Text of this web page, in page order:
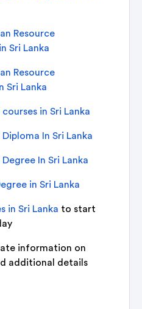
Resource
Sri Lanka
Resource
Sri Lanka
courses in Sri Lanka
Diploma In Sri Lanka
Degree In Sri Lanka
in Sri Lanka
in Sri Lanka to start
information on
additional details